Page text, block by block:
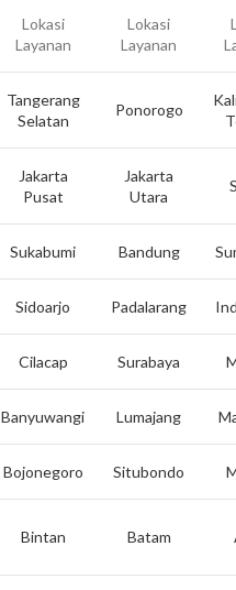
Lokasi
Layanan
Lokasi
Layanan
Tangerang
Selatan
Ponorogo
Jakarta
Pusat
Jakarta
Utara
Sukabumi Bandung
Sidoarjo Padalarang
Cilacap Surabaya
Banyuwangi Lumajang
Bojonegoro Situbondo
Bintan Batam